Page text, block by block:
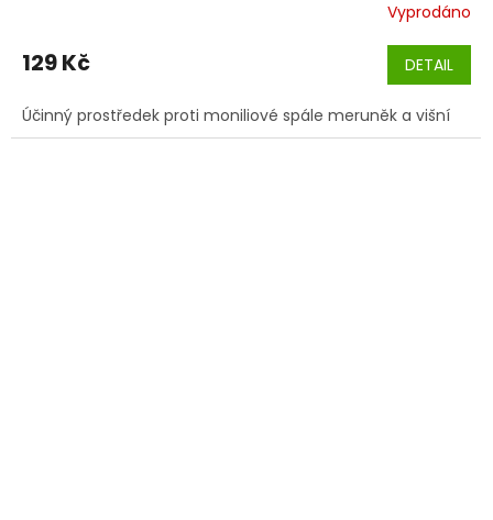
Vyprodáno
129 Kč DETAIL
Účinný prostředek proti moniliové spále meruněk a višní